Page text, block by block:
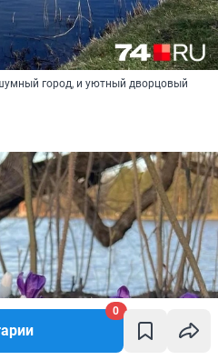
0
город, и уютный дворцовый